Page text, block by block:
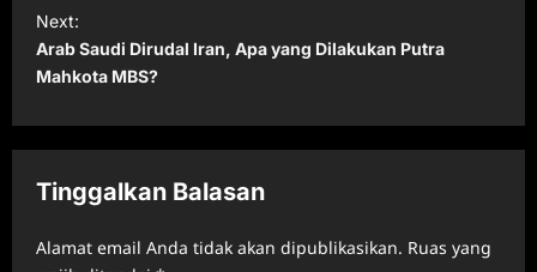
t
n
a
v
g
a
Next:
Arab Saudi Dirudal Iran, Apa yang Dilakukan Putra
Mahkota MBS?
Tinggalkan Balasan
Alamat email Anda tidak akan dipublikasikan. Ruas yang